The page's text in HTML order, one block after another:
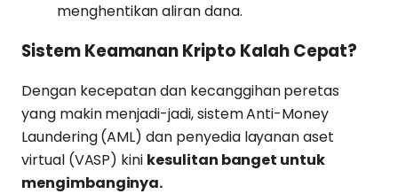
menghentikan aliran dana.
Sistem Keamanan Kripto Kalah Cepat?
Dengan kecepatan dan kecanggihan peretas
yang makin menjadi-jadi, sistem Anti-Money
Laundering (AML) dan penyedia layanan aset
virtual (VASP) kini kesulitan banget untuk
mengimbanginya.